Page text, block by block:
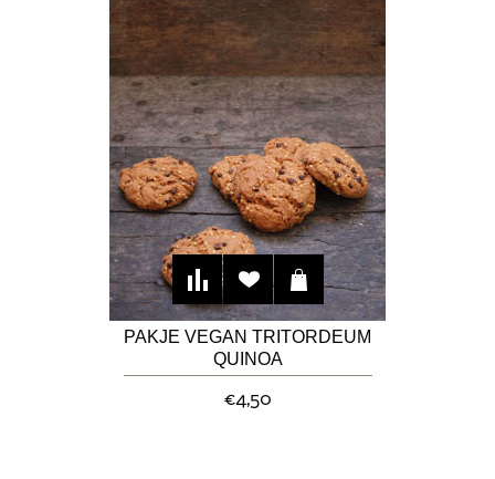
PAKJE VEGAN TRITORDEUM
QUINOA
CHOCOLADEKOEKJES
€4,50